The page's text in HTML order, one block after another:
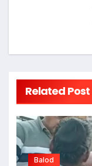
Related Post
Balod